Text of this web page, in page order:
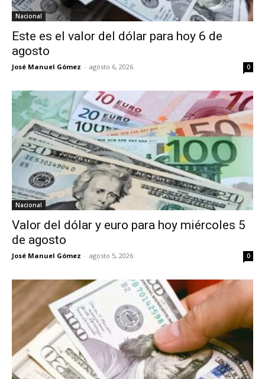
Nacional
Este es el valor del dólar para hoy 6 de
agosto
José Manuel Gómez - agosto 6, 2026 0
Nacional
Valor del dólar y euro para hoy miércoles 5
de agosto
José Manuel Gómez - agosto 5, 2026 0